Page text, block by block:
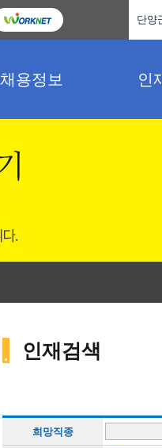
채용정보 인
단양
인재검색
희망직종